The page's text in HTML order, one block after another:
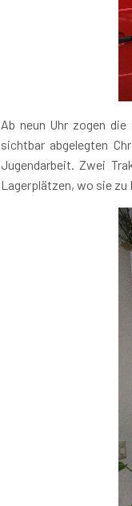
Ab neun Uhr zogen
sichtbar abgelegten
Jugendarbeit. Zwei
Lagerplätzen, wo sie